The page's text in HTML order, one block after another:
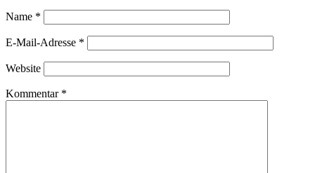
Name *
E-Mail-Adresse *
Website
Kommentar *